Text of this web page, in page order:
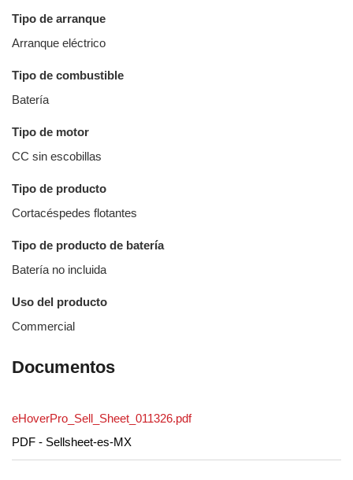
Tipo de arranque
Arranque eléctrico
Tipo de combustible
Batería
Tipo de motor
CC sin escobillas
Tipo de producto
Cortacéspedes flotantes
Tipo de producto de batería
Batería no incluida
Uso del producto
Commercial
Documentos
eHoverPro_Sell_Sheet_011326.pdf
PDF - Sellsheet-es-MX